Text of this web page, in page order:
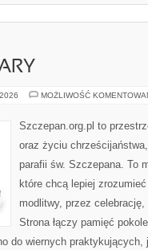
MOŻLIWOŚĆ
Szczepan.org.pl to
oraz życiu
parafii św. Szczepana. To
które chcą lepiej
modlitwy, przez
Strona łączy pamięć
do wiernych